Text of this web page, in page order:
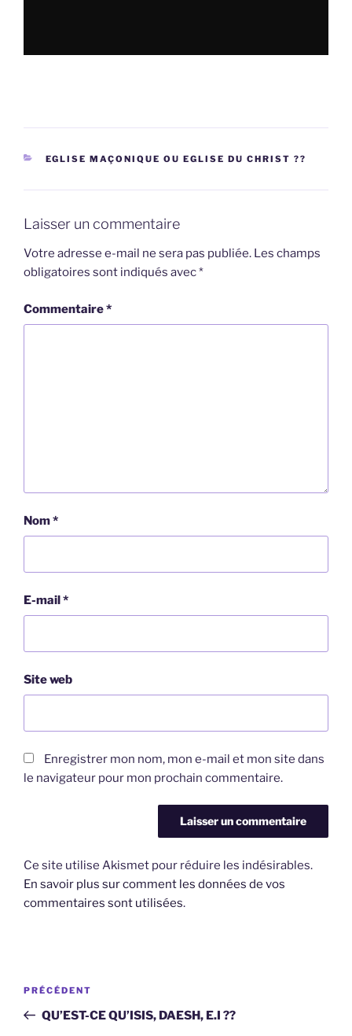
CATÉGORIES
EGLISE MAÇONIQUE OU EGLISE DU CHRIST ??
Laisser un commentaire
Votre adresse e-mail ne sera pas publiée. Les champs
obligatoires sont indiqués avec*
Commentaire*
Nom*
E-mail*
Site web
Enregistrer mon nom, mon e-mail et mon site dans
le navigateur pour mon prochain commentaire.
Ce site utilise Akismet pour réduire les indésirables.
En savoir plus sur comment les données de vos
commentaires sont utilisées.
Navigation
l’article
Article
précédent
PRÉCÉDENT
QU’EST-CE QU’ISIS, DAESH, E.I ??